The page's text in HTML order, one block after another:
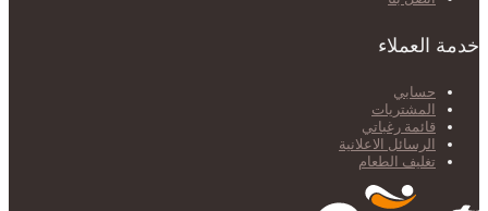
خدمة العملاء
حسابي
المشتريات
قائمة رغباتي
الرسائل الاعلانية
تغليف الطعام